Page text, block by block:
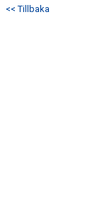
<< Tillbaka